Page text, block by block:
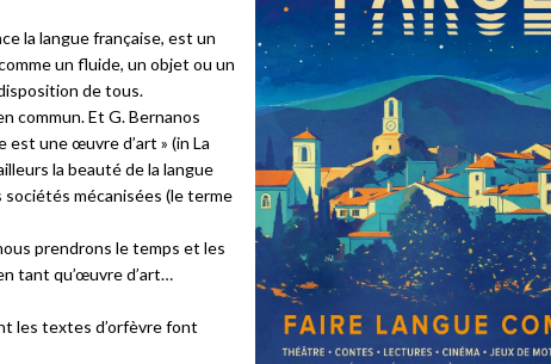
la langue française, est un
un fluide, un objet ou un
de tous.
commun. Et G. Bernanos
est une œuvre d’art » (in La
la beauté de la langue
mécanisées (le terme
prendrons le temps et les
tant qu’œuvre d’art…
les textes d’orfèvre font